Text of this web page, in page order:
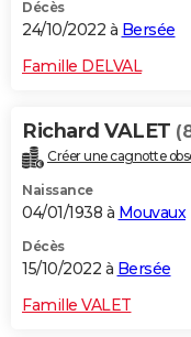
Décès
24/10/2022 à Bersée
Famille DELVAL
Richard VALET
Créer une cagnotte
Naissance
04/01/1938 à Mouvaux
Décès
15/10/2022 à Bersée
Famille VALET